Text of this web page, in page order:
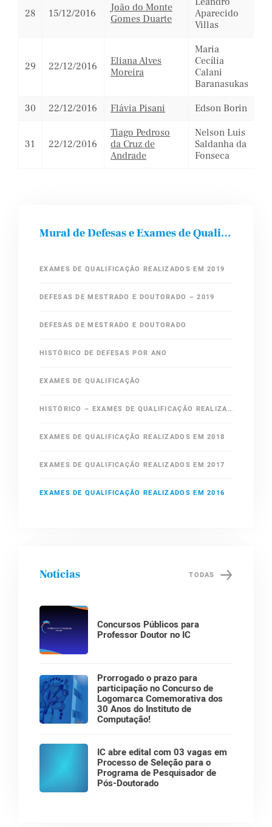
28 15/12/2016
João do Monte
Gomes Duarte
Aparecido
Villas
29 22/12/2016
Eliana Alves
Moreira
Maria
Cecília
Calani
Baranasukas
30
22/12/2016 Flávia Pisani Edson Borin
31 22/12/2016
Tiago Pedroso
da Cruz de
Andrade
Nelson Luis
Saldanha da
Fonseca
Mural de Defesas e Exames de Qualificação
EXAMES DE QUALIFICAÇÃO REALIZADOS EM 2019
DEFESAS DE MESTRADO E DOUTORADO – 2019
DEFESAS DE MESTRADO E DOUTORADO
HISTÓRICO DE DEFESAS POR ANO
EXAMES DE QUALIFICAÇÃO
HISTÓRICO – EXAMES DE QUALIFICAÇÃO REALIZADOS EM ANOS ANTERIORES
EXAMES DE QUALIFICAÇÃO REALIZADOS EM 2018
EXAMES DE QUALIFICAÇÃO REALIZADOS EM 2017
EXAMES DE QUALIFICAÇÃO REALIZADOS EM 2016
Notícias TODAS
Concursos Públicos para
Professor Doutor no IC
Prorrogado o prazo para
participação no Concurso de
Logomarca Comemorativa dos
30 Anos do Instituto de
Computação!
IC abre edital com 03 vagas em
Processo de Seleção para o
Programa de Pesquisador de
Pós-Doutorado